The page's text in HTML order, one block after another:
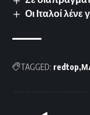
Οι Ιταλοί
TAGGED: redtop